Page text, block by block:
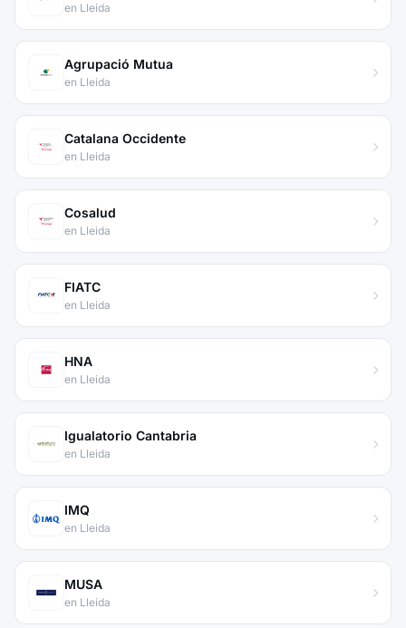
en Lleida
Agrupació Mutua
en Lleida
Catalana Occidente
en Lleida
Cosalud
en Lleida
FIATC
en Lleida
HNA
en Lleida
Igualatorio Cantabria
en Lleida
IMQ
en Lleida
MUSA
en Lleida